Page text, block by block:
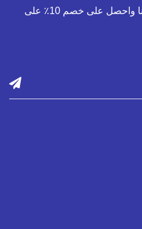
اشترك في النشرة الإخبارية لدينا واحصل على خصم 10٪ على